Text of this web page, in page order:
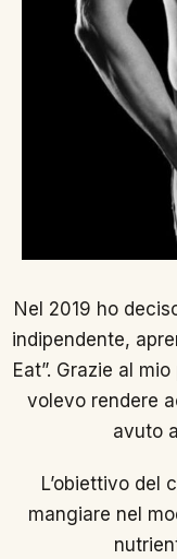
Nel 2019 ho
indipendente,
Eat”. Grazie al
volevo rendere
avuto
L’obiettivo del
mangiare nel